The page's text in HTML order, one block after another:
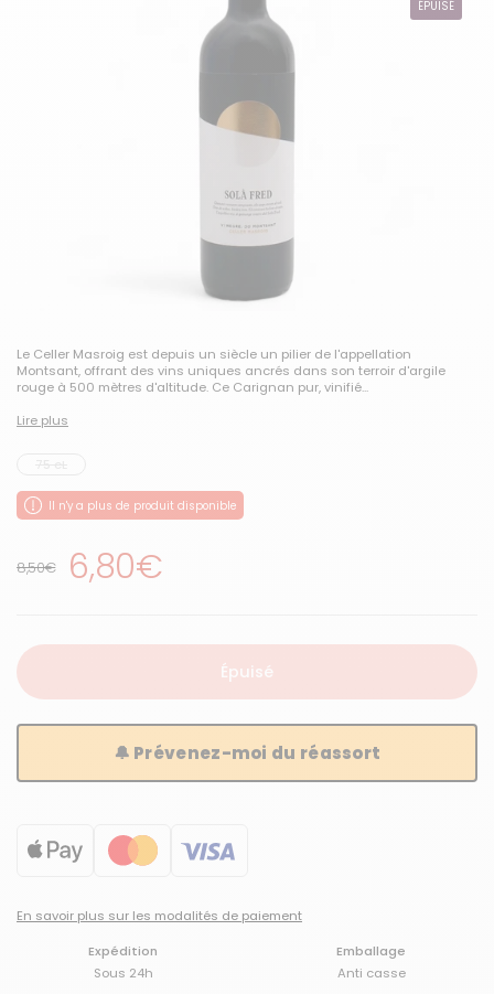
ÉPUISÉ
Le Celler Masroig est depuis un siècle un pilier de l'appellation
Montsant, offrant des vins uniques ancrés dans son terroir d'argile
rouge à 500 mètres d'altitude. Ce Carignan pur, vinifié...
Lire plus
Il n'y a plus de produit disponible
Prix de solde
8,50€ Prix régulier
6,80€
Épuisé
🔔 Prévenez-moi du réassort
En savoir plus sur les modalités de paiement
Expédition
Sous 24h
Emballage
Anti casse